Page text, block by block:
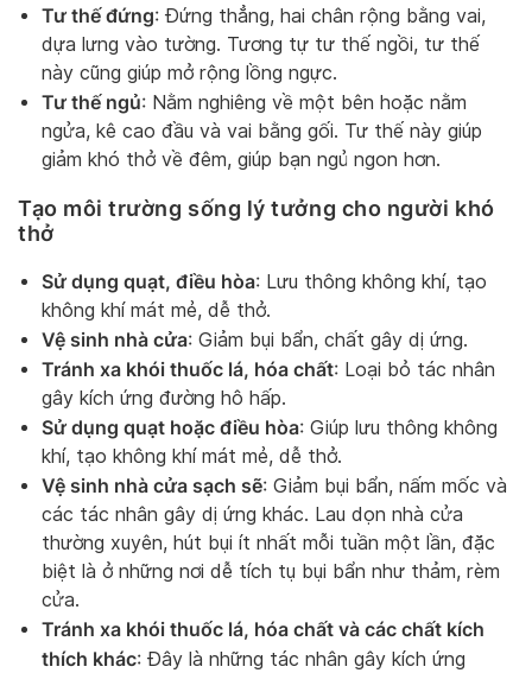
Tư thế đứng: Đứng thẳng, hai chân rộng bằng vai,
dựa lưng vào tường. Tương tự tư thế ngồi, tư thế
này cũng giúp mở rộng lồng ngực.
Tư thế ngủ: Nằm nghiêng về một bên hoặc nằm
ngửa, kê cao đầu và vai bằng gối. Tư thế này giúp
giảm khó thở về đêm, giúp bạn ngủ ngon hơn.
Tạo môi trường sống lý tưởng cho người khó
thở
Sử dụng quạt, điều hòa: Lưu thông không khí, tạo
không khí mát mẻ, dễ thở.
Vệ sinh nhà cửa: Giảm bụi bẩn, chất gây dị ứng.
Tránh xa khói thuốc lá, hóa chất: Loại bỏ tác nhân
gây kích ứng đường hô hấp.
Sử dụng quạt hoặc điều hòa: Giúp lưu thông không
khí, tạo không khí mát mẻ, dễ thở.
Vệ sinh nhà cửa sạch sẽ: Giảm bụi bẩn, nấm mốc và
các tác nhân gây dị ứng khác. Lau dọn nhà cửa
thường xuyên, hút bụi ít nhất mỗi tuần một lần, đặc
biệt là ở những nơi dễ tích tụ bụi bẩn như thảm, rèm
cửa.
Tránh xa khói thuốc lá, hóa chất và các chất kích
thích khác: Đây là những tác nhân gây kích ứng